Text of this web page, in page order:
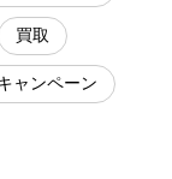
買取
ャンペーン